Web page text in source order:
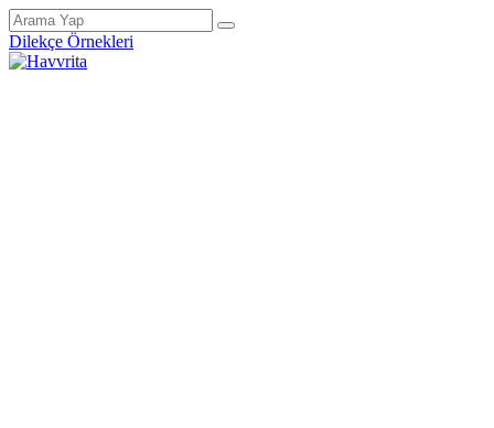
Dilekçe Örnekleri